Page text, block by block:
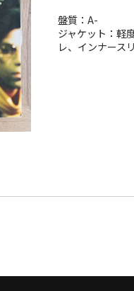
盤質：A-
ジャケット：軽
レ、インナース